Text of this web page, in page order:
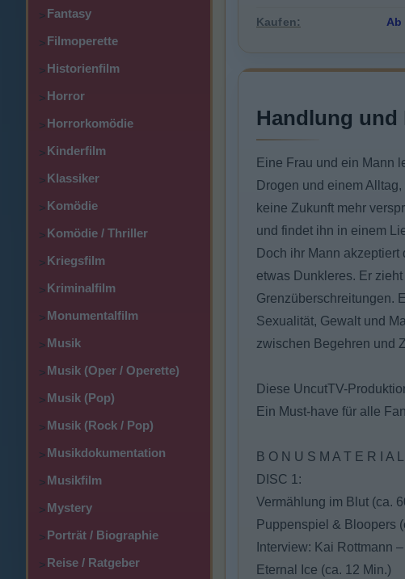
>Fantasy
>Filmoperette
>Historienfilm
>Horror
>Horrorkomödie
>Kinderfilm
>Klassiker
>Komödie
>Komödie / Thriller
>Kriegsfilm
>Kriminalfilm
>Monumentalfilm
>Musik
>Musik (Oper / Operette)
>Musik (Pop)
>Musik (Rock / Pop)
>Musikdokumentation
>Musikfilm
>Mystery
>Porträt / Biographie
>Reise / Ratgeber
Kaufen: Ab
Handlung
Eine Frau und ein Mann
Drogen und einem
keine Zukunft mehr
und findet ihn in einem
Doch ihr Mann
etwas Dunkleres. Er
Grenzüberschreitungen.
Sexualität, Gewalt und
zwischen Begehren und
Diese UncutTV-
Ein Must-have für alle
B O N U S M A T E R I A L
DISC 1:
Vermählung im Blut (ca.
Puppenspiel & Bloopers
Interview: Kai Rottmann
Eternal Ice (ca. 12 Min.)